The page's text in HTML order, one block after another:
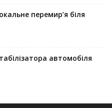
перемир’я біля
автомобіля